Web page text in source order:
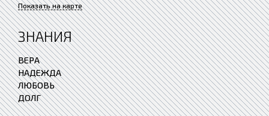
Показать на карте
ЗНАНИЯ
ВЕРА
НАДЕЖДА
ЛЮБОВЬ
ДОЛГ